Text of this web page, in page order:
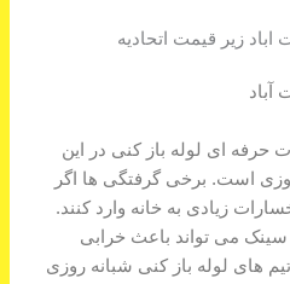
آباد
ای لوله باز کنی در این
است. برخی گرفتگی ها اگر
زیادی به خانه وارد کنند.
سینک می تواند باعث خرابی
های لوله باز کنی شبانه روزی